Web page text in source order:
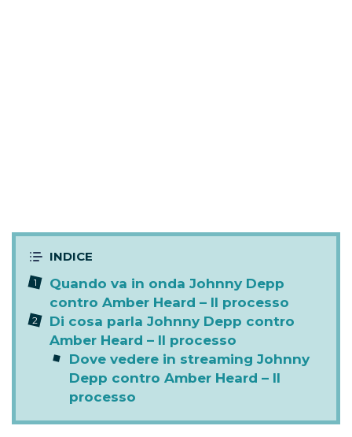
Quando va in onda Johnny Depp
contro Amber Heard – Il processo
Di cosa parla Johnny Depp contro
Amber Heard – Il processo
Dove vedere in streaming Johnny
Depp contro Amber Heard – Il
processo